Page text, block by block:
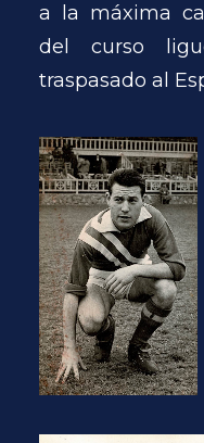
a la máxima
del curso
traspasado al